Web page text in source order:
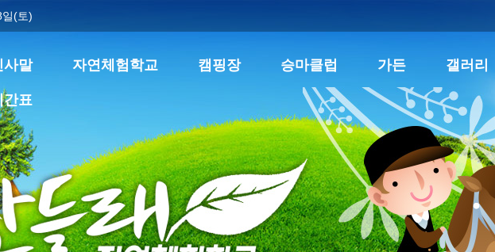
(토)
사말 자연체험학교 캠핑장 승마클럽 가든 갤러리
간표